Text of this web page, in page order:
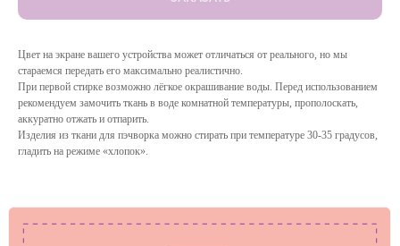
Цвет на экране вашего устройства может отличаться от реального, но мы
стараемся передать его максимально реалистично.
При первой стирке возможно лёгкое окрашивание воды. Перед использованием
рекомендуем замочить ткань в воде комнатной температуры, прополоскать,
аккуратно отжать и отпарить.
Изделия из ткани для пэчворка можно стирать при температуре 30-35 градусов,
гладить на режиме «хлопок».